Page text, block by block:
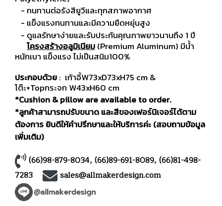
- ทนทานต่อรังสียูวีและทุกสภาพอากาศ
- แข็งแรงทนทานและมีความยืดหยุ่นสูง
- ดูแลรักษาง่ายและรับประกันคุณภาพยาวนานถึง 1 ปี
โครงสร้างอลูมิเนียม(Premium Aluminum) มีน้ำ
หนักเบา แข็งแรง ไม่เป็นสนิม100%
ประกอบด้วย: เก้าอี้W73xD73xH75 cm &
โต๊ะ+Topกระจก W43xH60 cm
*Cushion & pillow are available to order.
*ลูกค้าสามารถปรับขนาด และสีของเฟอร์นิเจอร์ได้ตาม
ต้องการ ยินดีให้คำปรึกษาและให้บริการค่ะ (สอบถามข้อมูล
เพิ่มเติม)
(66)98-879-8034, (66)89-691-8089, (66)81-498-
7283
sales@allmakerdesign.com